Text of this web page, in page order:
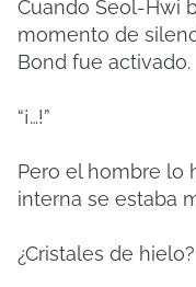
Cuando Seol-Hwi
momento de
Bond fue activado.
“¡…!”
Pero el hombre lo
interna se estaba
¿Cristales de hielo?